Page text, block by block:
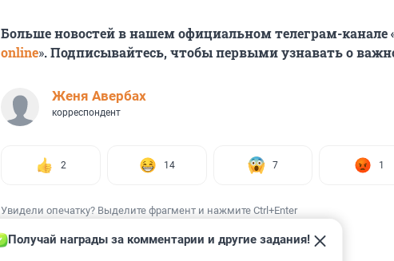
Больше новостей в нашем официальном телеграм-канале
online». Подписывайтесь, чтобы первыми узнавать о
Женя Авербах
корреспондент
2 14 7 1
Увидели опечатку? Выделите фрагмент и нажмите Ctrl+Enter
Получай награды за комментарии и другие задания!